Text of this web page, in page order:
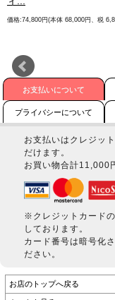
価格:74,800円(本体 68,000円、税
お支払いについて
プライバシーについて
お支払いはクレジッ
だけます。
お買い物合計11,000
※クレジットカード
しております。
カード番号は暗号化
ださい。
お店のトップへ戻る